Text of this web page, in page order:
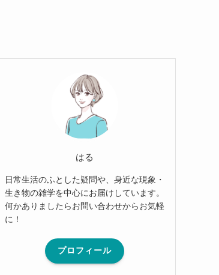
はる
日常生活のふとした疑問や、身近な現象・
生き物の雑学を中心にお届けしています。
何かありましたらお問い合わせからお気軽
に！
プロフィール